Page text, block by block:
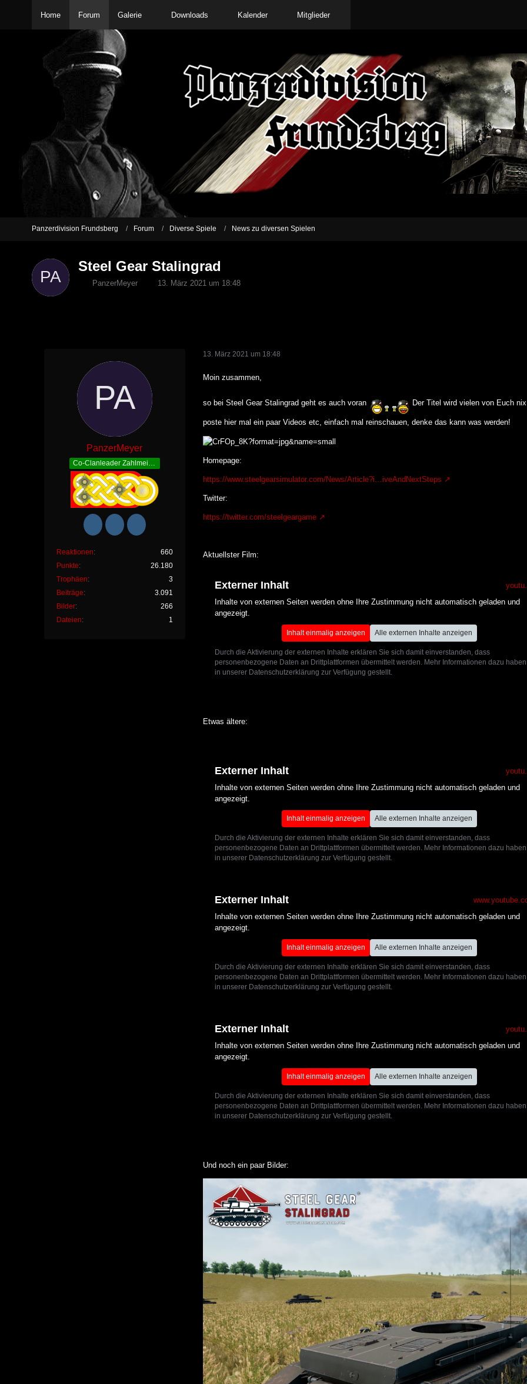
Home Forum Galerie Downloads Kalender Mitglieder
Panzerdivision Frundsberg Forum Diverse Spiele News zu diversen Spielen
Steel Gear Stalingrad
PanzerMeyer 13. März 2021 um 18:48
PanzerMeyer
Reaktionen
660
Punkte
26.180
Trophäen
3
Beiträge
3.091
Bilder
266
Dateien
1
13. März 2021 um 18:48
Moin zusammen,
so bei Steel Gear Stalingrad geht es auch voran Der Titel wird vielen von Euch
poste hier mal ein paar Videos etc, einfach mal reinschauen, denke das kann was werden!
Homepage:
https://www.steelgearsimulator.com/News/Article?i…iveAndNextSteps
Twitter:
https://twitter.com/steelgeargame
Aktuellster Film:
Externer Inhalt
Inhalte von externen Seiten werden ohne Ihre Zustimmung nicht automatisch geladen und
angezeigt.
Inhalt einmalig anzeigen Alle externen Inhalte anzeigen
Durch die Aktivierung der externen Inhalte erklären Sie sich damit einverstanden, dass
personenbezogene Daten an Drittplattformen übermittelt werden. Mehr Informationen dazu
in unserer Datenschutzerklärung zur Verfügung gestellt.
Etwas ältere:
Externer Inhalt
Inhalte von externen Seiten werden ohne Ihre Zustimmung nicht automatisch geladen und
angezeigt.
Inhalt einmalig anzeigen Alle externen Inhalte anzeigen
Durch die Aktivierung der externen Inhalte erklären Sie sich damit einverstanden, dass
personenbezogene Daten an Drittplattformen übermittelt werden. Mehr Informationen dazu
in unserer Datenschutzerklärung zur Verfügung gestellt.
Externer Inhalt
Inhalte von externen Seiten werden ohne Ihre Zustimmung nicht automatisch geladen und
angezeigt.
Inhalt einmalig anzeigen Alle externen Inhalte anzeigen
Durch die Aktivierung der externen Inhalte erklären Sie sich damit einverstanden, dass
personenbezogene Daten an Drittplattformen übermittelt werden. Mehr Informationen dazu
in unserer Datenschutzerklärung zur Verfügung gestellt.
Externer Inhalt
Inhalte von externen Seiten werden ohne Ihre Zustimmung nicht automatisch geladen und
angezeigt.
Inhalt einmalig anzeigen Alle externen Inhalte anzeigen
Durch die Aktivierung der externen Inhalte erklären Sie sich damit einverstanden, dass
personenbezogene Daten an Drittplattformen übermittelt werden. Mehr Informationen dazu
in unserer Datenschutzerklärung zur Verfügung gestellt.
Und noch ein paar Bilder: